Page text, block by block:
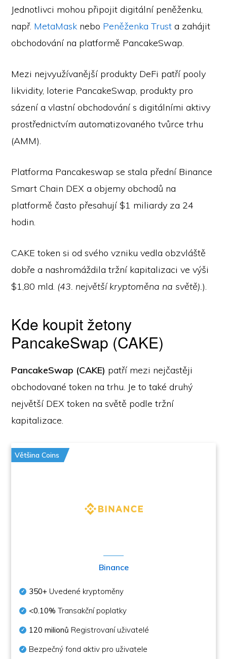
Jednotlivci mohou připojit digitální peněženku,
např. MetaMask nebo Peněženka Trust a zahájit
obchodování na platformě PancakeSwap.
Mezi nejvyužívanější produkty DeFi patří pooly
likvidity, loterie PancakeSwap, produkty pro
sázení a vlastní obchodování s digitálními aktivy
prostřednictvím automatizovaného tvůrce trhu
(AMM).
Platforma Pancakeswap se stala přední Binance
Smart Chain DEX a objemy obchodů na
platformě často přesahují $1 miliardy za 24
hodin.
CAKE token si od svého vzniku vedla obzvláště
dobře a nashromáždila tržní kapitalizaci ve výši
$1,80 mld. (43. největší kryptoměna na světě).).
Kde koupit žetony
PancakeSwap (CAKE)
PancakeSwap (CAKE) patří mezi nejčastěji
obchodované token na trhu. Je to také druhý
největší DEX token na světě podle tržní
kapitalizace.
Většina Coins
Binance
350+ Uvedené kryptoměny
<0.10% Transakční poplatky
120 milionů Registrovaní uživatelé
Bezpečný fond aktiv pro uživatele